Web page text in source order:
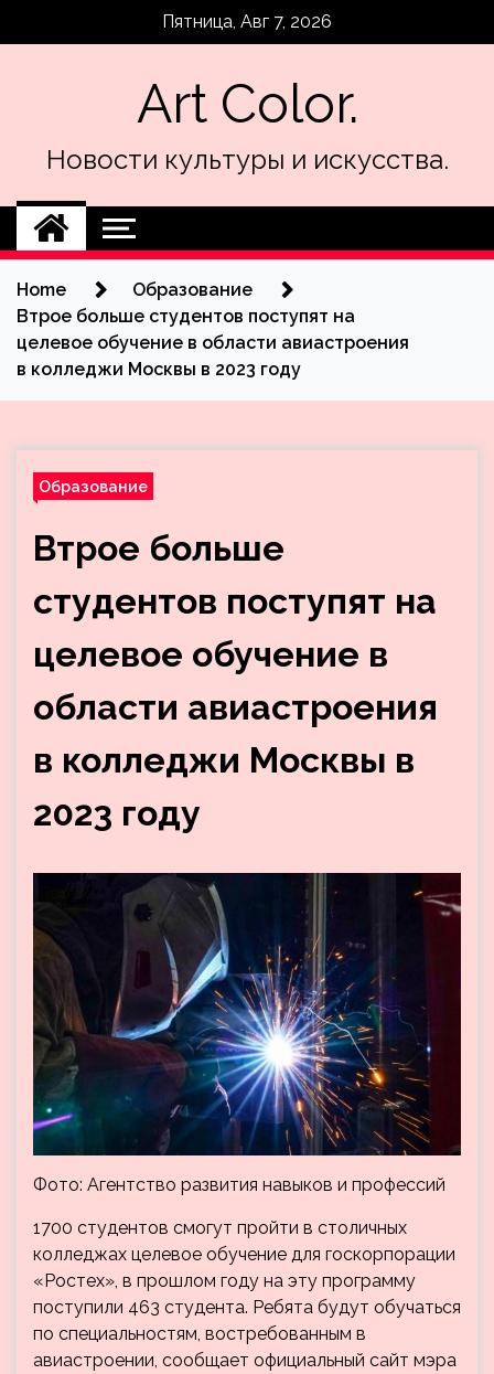
Пятница, Авг 7, 2026
Art Color.
Новости культуры и искусства.
Home
Образование
Втрое больше студентов поступят на
целевое обучение в области авиастроения
в колледжи Москвы в 2023 году
Образование
Втрое больше
студентов поступят на
целевое обучение в
области авиастроения
в колледжи Москвы в
2023 году
Фото: Агентство развития навыков и профессий
1700 студентов смогут пройти в столичных
колледжах целевое обучение для госкорпорации
«Ростех», в прошлом году на эту программу
поступили 463 студента. Ребята будут обучаться
по специальностям, востребованным в
авиастроении, сообщает официальный сайт мэра